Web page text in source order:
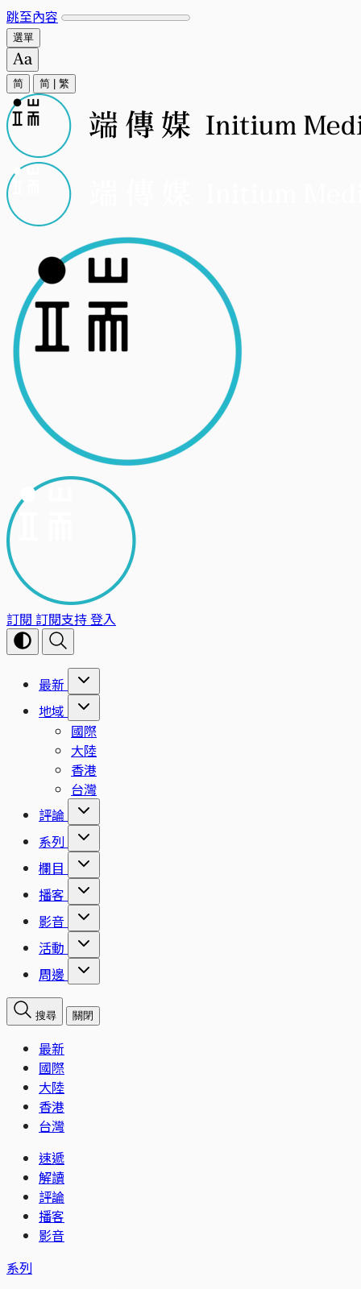
跳至內容
選單
简 简 繁
訂閱 訂閱支持登入
最新
地域
國際
大陸
香港
台灣
評論
系列
欄目
播客
影音
活動
周邊
搜尋 關閉
最新
國際
大陸
香港
台灣
速遞
解讀
評論
播客
影音
系列